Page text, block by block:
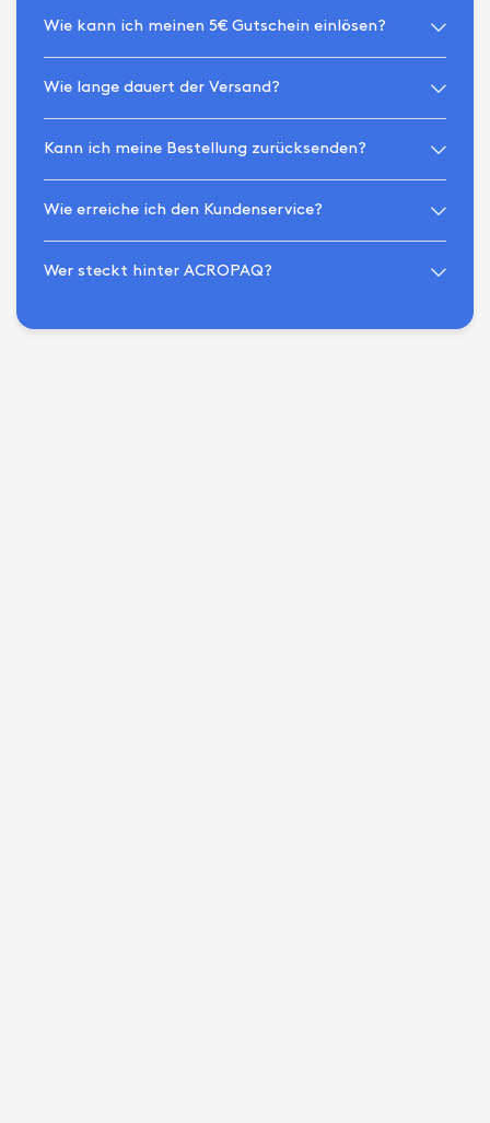
Wie kann ich meinen 5€ Gutschein einlösen?
Wie lange dauert der Versand?
Kann ich meine Bestellung zurücksenden?
Wie erreiche ich den Kundenservice?
Wer steckt hinter ACROPAQ?